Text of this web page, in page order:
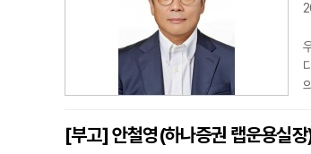
[부고] 안철영(하나증권 랩운용실